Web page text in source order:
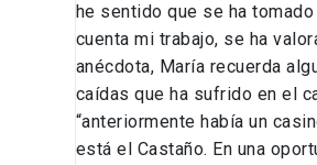
he sentido que se ha tomado
cuenta mi trabajo, se ha
anécdota, María recuerda
caídas que ha sufrido en el
“anteriormente había un
está el Castaño. En una